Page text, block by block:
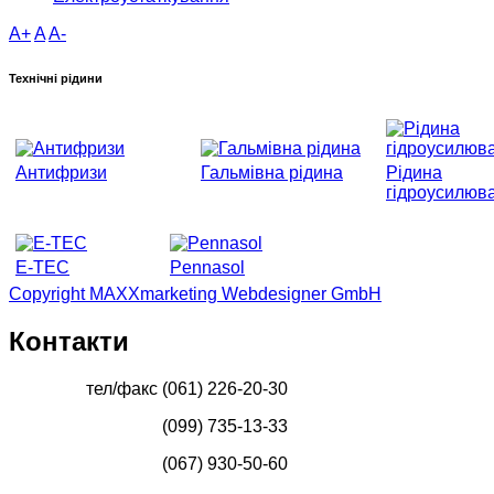
A+AA-
Технічні рідини
Антифризи Гальмівна рідина
Рідина
E-TEC
Pennasol
Copyright MAXXmarketing Webdesigner GmbH
Контакти
тел/факс (061) 226-20-30
(099) 735-13-33
(067) 930-50-60